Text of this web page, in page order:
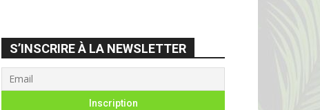
S’INSCRIRE À LA NEWSLETTER